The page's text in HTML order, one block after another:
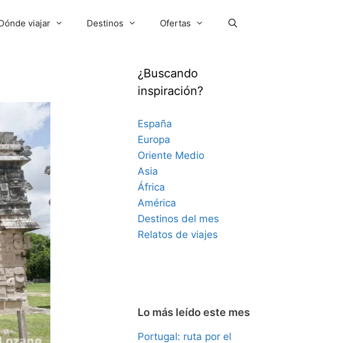
viajar Destinos Ofertas
¿Buscando
inspiración?
España
Europa
Oriente Medio
Asia
África
América
Destinos del mes
Relatos de viajes
Lo más leído este mes
Portugal: ruta por el